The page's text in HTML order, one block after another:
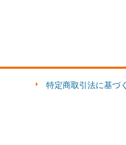
特定商取引法に基づ